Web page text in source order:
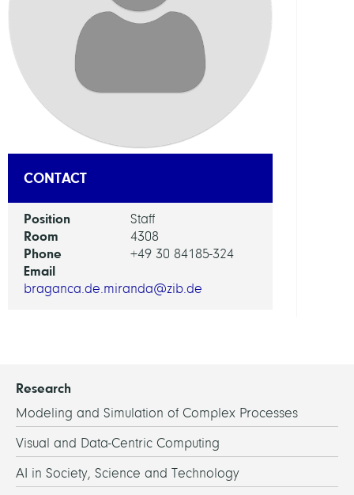
CONTACT
Position Staff
Room 4308
Phone +49 30 84185-324
Email
braganca.de.miranda@zib.de
Research
Modeling and Simulation of Complex Processes
Visual and Data-Centric Computing
AI in Society, Science and Technology